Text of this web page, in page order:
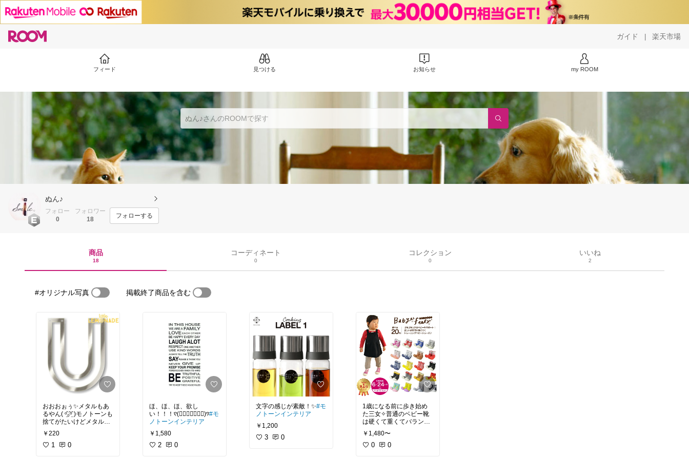
ガイド | 楽天市場
フィード 見つける お知らせ my ROOM
ぬん♪
フォロー
0
フォロワー
18
フォローする
商品
18
コーディネート
0
コレクション
0
いいね
2
#オリジナル写真 掲載終了商品を含む
おおおぉぅ✨メタルもあ
るやん( ᵒ̤̑₀̑ᵒ̤̑ )モノトーンも
捨てがたいけどメタルも
良い！
ゼント
￥220
1 0
ほ、ほ、ほ、欲し
い！！！୧⃛(๑⃙⃘◡̈๑⃙⃘)୨⃛#モ
ノトーンインテリア
￥1,580
2 0
文字の感じが素敵！✨#モ
ノトーンインテリア
￥1,200
3 0
1歳になる前に歩き始め
た三女✧︎普通のベビー靴
は硬くて重くてバランス
が取りにくく、転けてし
まってたので、TVで見た
これを購入◡̈⋆裸足で歩く
￥1,480〜
0 0